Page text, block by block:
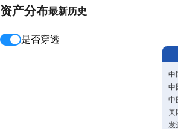
资产分布最新历史
是否穿透
中
中
中
美
发